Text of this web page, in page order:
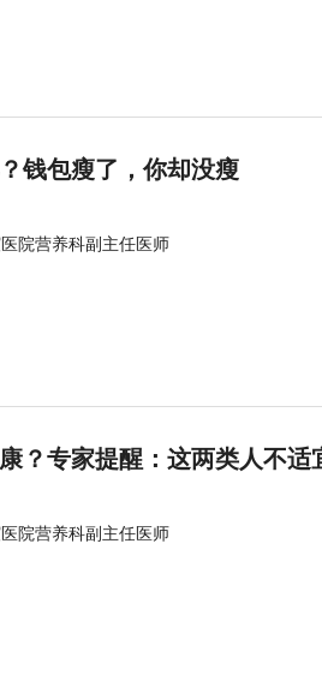
钱包瘦了，你却没瘦
院营养科副主任医师
？专家提醒：这两类人不适
院营养科副主任医师